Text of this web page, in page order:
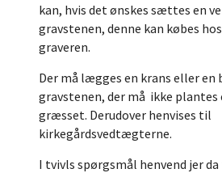
kan, hvis det ønskes sættes en
gravstenen, denne kan købes
graveren.
Der må lægges en krans eller
gravstenen, der må ikke
græsset. Derudover henvises til
kirkegårdsvedtægterne.
I tvivls spørgsmål henvend jer